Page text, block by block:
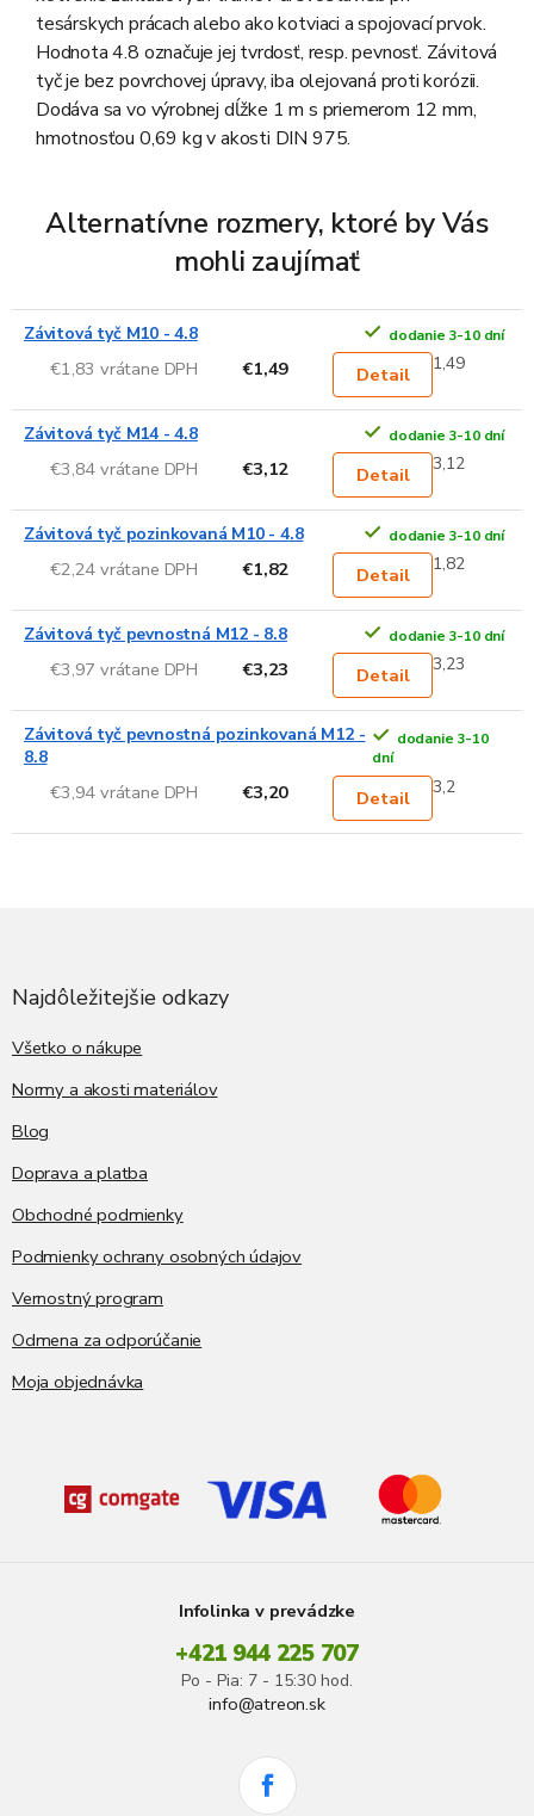
tesárskych prácach alebo ako kotviaci a spojovací prvok.
Hodnota 4.8 označuje jej tvrdosť, resp. pevnosť. Závitová
tyč je bez povrchovej úpravy, iba olejovaná proti korózii.
Dodáva sa vo výrobnej dĺžke 1 m s priemerom 12 mm,
hmotnosťou 0,69 kg v akosti DIN 975.
Alternatívne rozmery, ktoré by Vás
mohli zaujímať
Závitová tyč M10 - 4.8 dodanie 3-10 dní
€1,83 vrátane DPH €1,49 Detail 1,49
Závitová tyč M14 - 4.8 dodanie 3-10 dní
€3,84 vrátane DPH €3,12 Detail 3,12
Závitová tyč pozinkovaná M10 - 4.8 dodanie 3-10 dní
€2,24 vrátane DPH €1,82 Detail 1,82
Závitová tyč pevnostná M12 - 8.8 dodanie 3-10 dní
€3,97 vrátane DPH €3,23 Detail 3,23
Závitová tyč pevnostná pozinkovaná M12 -
8.8
dodanie 3-10
dní
€3,94 vrátane DPH €3,20 Detail 3,2
Najdôležitejšie odkazy
Všetko o nákupe
Normy a akosti materiálov
Blog
Doprava a platba
Obchodné podmienky
Podmienky ochrany osobných údajov
Vernostný program
Odmena za odporúčanie
Moja objednávka
Infolinka v prevádzke
+421 944 225 707
Po - Pia: 7 - 15:30 hod.
info@atreon.sk